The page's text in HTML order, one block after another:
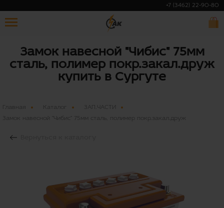
+7 (3462) 22-90-80
Замок навесной "Чибис" 75мм
сталь, полимер покр.закал.друж
купить в Сургуте
Главная
ЗАП.ЧАСТИ
Замок навесной "Чибис" 75мм сталь, полимер покр.закал.друж